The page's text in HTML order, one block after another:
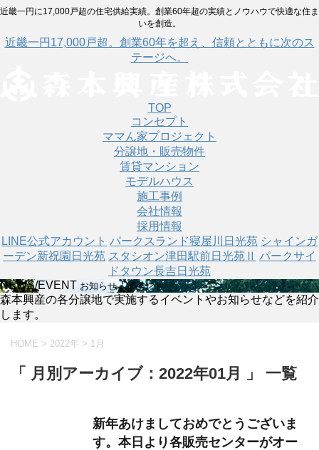
近畿一円に17,000戸超の住宅供給実績。創業60年超の実績とノウハウで快適な住ま
いを創造。
近畿一円17,000戸超。創業60年を超え、信頼とともに次のス
テージへ。
TOP
コンセプト
ママん家プロジェクト
分譲地・販売物件
賃貸マンション
モデルハウス
施工事例
会社情報
採用情報
LINE公式アカウント パークスランド寝屋川日光苑 シャインガ
ーデン新祝園日光苑 スタシオン津田駅前日光苑Ⅱ パークサイ
ドタウン長吉日光苑
NEWS/EVENT お知らせ・イベント
森本興産の各分譲地で実施するイベントやお知らせなどを紹介
します。
HOME > 2022年 > 1月
「 月別アーカイブ：2022年01月 」 一覧
新年あけましておめでとうございま
す。本日より各販売センターがオー